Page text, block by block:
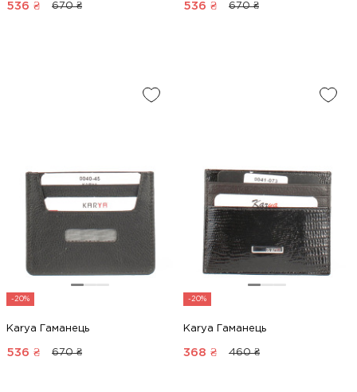
536 ₴ 670 ₴ 536 ₴ 670 ₴
-20%
Karya Гаманець
536 ₴ 670 ₴
-20%
Karya Гаманець
368 ₴ 460 ₴